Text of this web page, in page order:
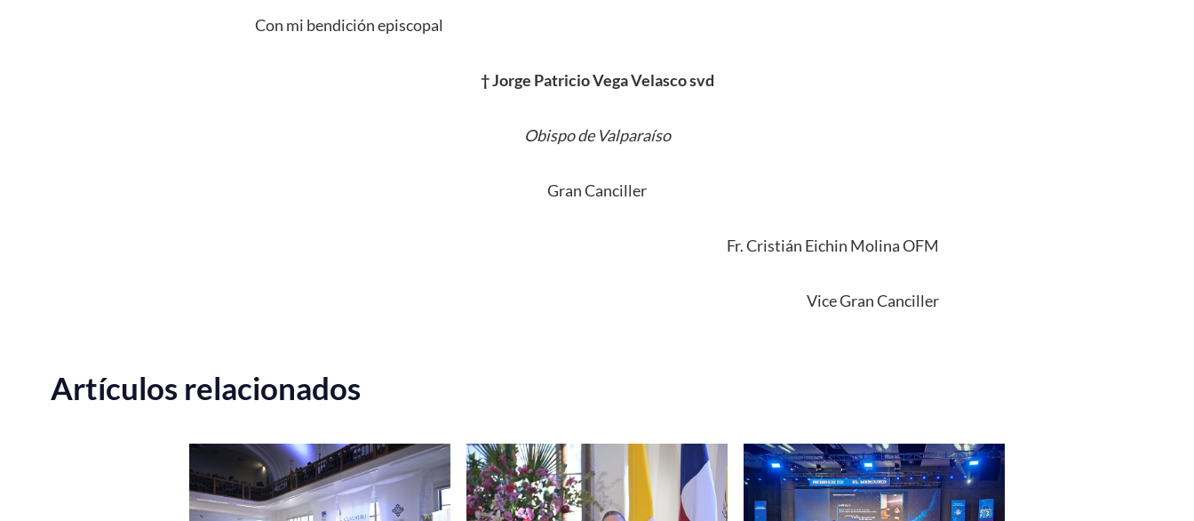
Con mi bendición episcopal
† Jorge Patricio Vega Velasco svd
Obispo de Valparaíso
Gran Canciller
Fr. Cristián Eichin Molina OFM
Vice Gran Canciller
Artículos relacionados